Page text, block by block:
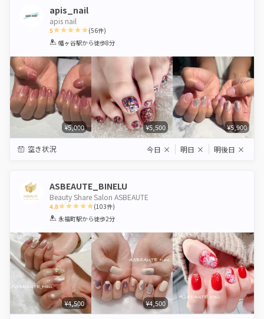
apis_nail
apis nail
5
1 2 3 4 5
(56件)
幡ヶ谷駅から徒歩8分
¥5,000 ¥5,500 ¥5,900
空き状況 今日 × 明日 × 明後日 ×
ASBEAUTE_BINELU
Beauty Share Salon ASBEAUTE
4.8
1 2 3 4 5
(103件)
永福町駅から徒歩2分
¥4,500 ¥4,500